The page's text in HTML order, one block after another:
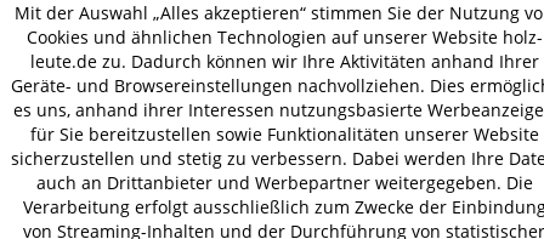
VERSAND
AGB Datenschutz
Impressum
© 2026 HOLZ-LEUTE
* Alle Preise inkl. gesetzl. Mehrwertsteuer zzgl.Versandkosten.
Mit der Auswahl „Alles akzeptieren“ stimmen Sie der Nutzung
Cookies und ähnlichen Technologien auf unserer Website holz-
leute.de zu. Dadurch können wir Ihre Aktivitäten anhand Ihrer
Geräte- und Browsereinstellungen nachvollziehen. Dies
es uns, anhand ihrer Interessen nutzungsbasierte
für Sie bereitzustellen sowie Funktionalitäten unserer Website
sicherzustellen und stetig zu verbessern. Dabei werden Ihre
auch an Drittanbieter und Werbepartner weitergegeben. Die
Verarbeitung erfolgt ausschließlich zum Zwecke der
von Streaming-Inhalten und der Durchführung von statistischer